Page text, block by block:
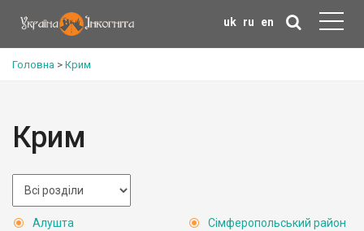
uk ru en
Головна > Крим
Крим
Алушта
Сімферопольський район